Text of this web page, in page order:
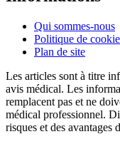
Qui sommes-nous
Politique de
Plan de site
Les articles sont à titre
avis médical. Les
remplacent pas et ne
médical professionnel.
risques et des avantages